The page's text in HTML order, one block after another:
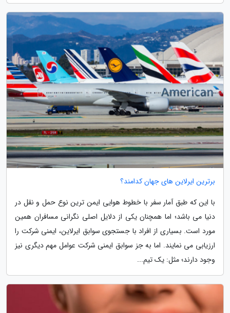
برترین ایرلاین های جهان کدامند؟
با این که طبق آمار سفر با خطوط هوایی ایمن ترین نوع حمل و نقل در
دنیا می باشد؛ اما همچنان یکی از دلایل اصلی نگرانی مسافران همین
مورد است. بسیاری از افراد با جستجوی سوابق ایرلاین، ایمنی شرکت را
ارزیابی می نمایند. اما به جز سوابق ایمنی شرکت عوامل مهم دیگری نیز
وجود دارند؛ مثل: یک تیم...